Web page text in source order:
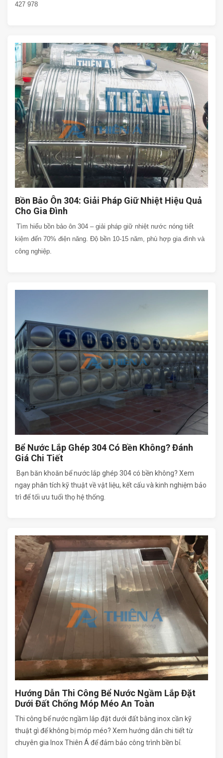
427 978
Bồn Bảo Ôn 304: Giải Pháp Giữ Nhiệt Hiệu Quả
Cho Gia Đình
Tìm hiểu bồn bảo ôn 304 – giải pháp giữ nhiệt nước nóng tiết
kiệm đến 70% điện năng. Độ bền 10-15 năm, phù hợp gia đình và
công nghiệp.
Bể Nước Lắp Ghép 304 Có Bền Không? Đánh
Giá Chi Tiết
Bạn băn khoăn bể nước lắp ghép 304 có bền không? Xem
ngay phân tích kỹ thuật về vật liệu, kết cấu và kinh nghiệm bảo
trì để tối ưu tuổi thọ hệ thống.
Hướng Dẫn Thi Công Bể Nước Ngầm Lắp Đặt
Dưới Đất Chống Móp Méo An Toàn
Thi công bể nước ngầm lắp đặt dưới đất bằng inox cần kỹ
thuật gì để không bị móp méo? Xem hướng dẫn chi tiết từ
chuyên gia Inox Thiên Á để đảm bảo công trình bền bỉ.